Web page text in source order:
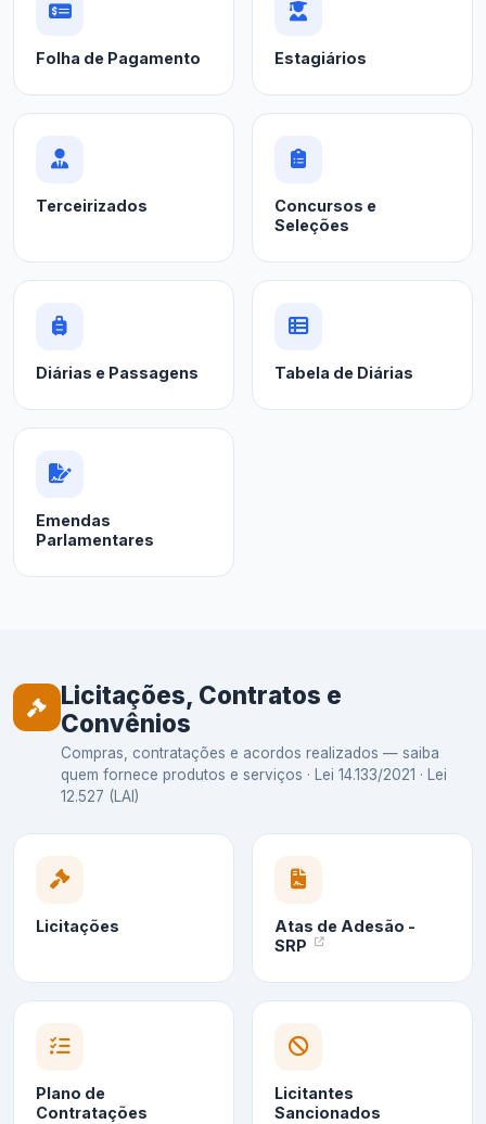
Folha de Pagamento Estagiários
Terceirizados
Concursos e
Seleções
Diárias e Passagens Tabela de Diárias
Emendas
Parlamentares
Licitações, Contratos e
Convênios
Compras, contratações e acordos realizados — saiba
quem fornece produtos e serviços · Lei 14.133/2021 · Lei
12.527 (LAI)
Licitações
Atas de Adesão -
SRP
Plano de
Contratações
Licitantes
Sancionados